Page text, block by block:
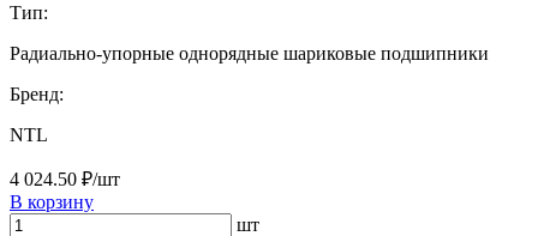
Тип:
Радиально-упорные однорядные шариковые подшипники
Бренд:
NTL
4 024.50 ₽/шт
В корзину
шт